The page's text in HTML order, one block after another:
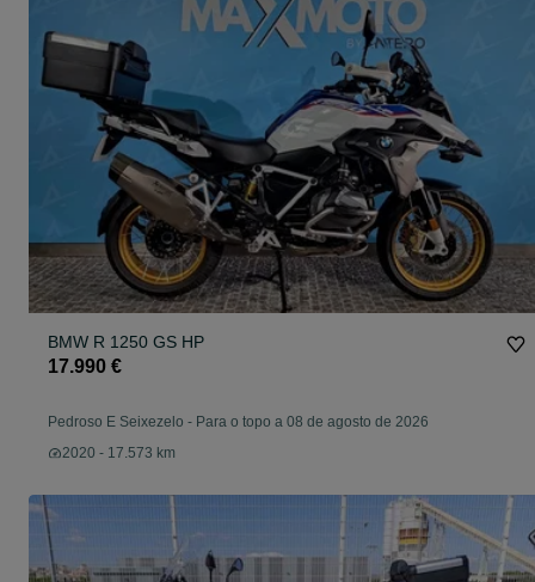
BMW R 1250 GS HP
17.990 €
Pedroso E Seixezelo - Para o topo a 08 de agosto de 2026
2020 - 17.573 km